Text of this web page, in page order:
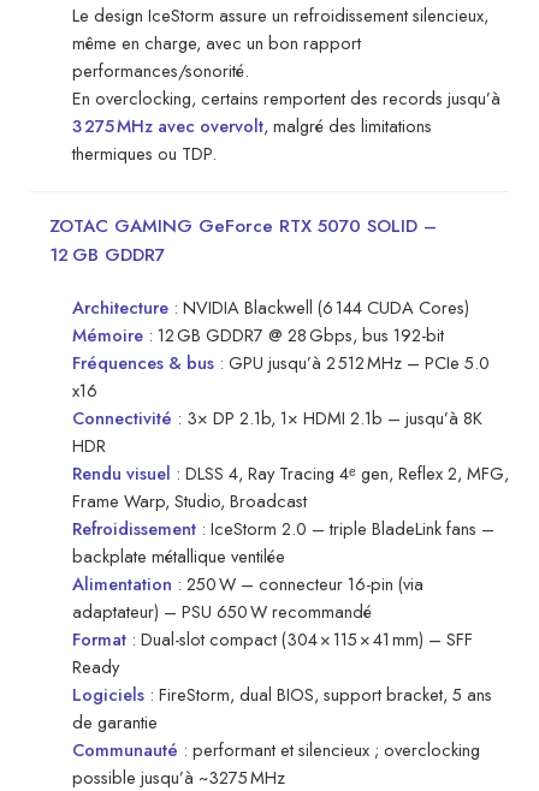
Le design IceStorm assure un refroidissement silencieux,
même en charge, avec un bon rapport
performances/sonorité.
En overclocking, certains remportent des records jusqu’à
3 275 MHz avec overvolt, malgré des limitations
thermiques ou TDP.
ZOTAC GAMING GeForce RTX 5070 SOLID –
12 GB GDDR7
Architecture : NVIDIA Blackwell (6 144 CUDA Cores)
Mémoire : 12 GB GDDR7 @ 28 Gbps, bus 192-bit
Fréquences & bus : GPU jusqu’à 2 512 MHz – PCIe 5.0
x16
Connectivité : 3× DP 2.1b, 1× HDMI 2.1b – jusqu’à 8K
HDR
Rendu visuel : DLSS 4, Ray Tracing 4ᵉ gen, Reflex 2, MFG,
Frame Warp, Studio, Broadcast
Refroidissement : IceStorm 2.0 – triple BladeLink fans –
backplate métallique ventilée
Alimentation : 250 W – connecteur 16-pin (via
adaptateur) – PSU 650 W recommandé
Format : Dual-slot compact (304 × 115 × 41 mm) – SFF
Ready
Logiciels : FireStorm, dual BIOS, support bracket, 5 ans
de garantie
Communauté : performant et silencieux ; overclocking
possible jusqu’à ~3275 MHz